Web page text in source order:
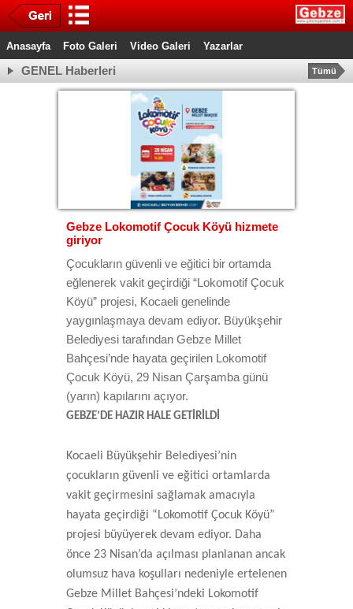
Anasayfa Foto Galeri Video Galeri Yazarlar
GENEL Haberleri Tümü
Gebze Lokomotif Çocuk Köyü hizmete
giriyor
Çocukların güvenli ve eğitici bir ortamda
eğlenerek vakit geçirdiği “Lokomotif Çocuk
Köyü” projesi, Kocaeli genelinde
yaygınlaşmaya devam ediyor. Büyükşehir
Belediyesi tarafından Gebze Millet
Bahçesi’nde hayata geçirilen Lokomotif
Çocuk Köyü, 29 Nisan Çarşamba günü
(yarın) kapılarını açıyor.
GEBZE’DE HAZIR HALE GETİRİLDİ
Kocaeli Büyükşehir Belediyesi’nin
çocukların güvenli ve eğitici ortamlarda
vakit geçirmesini sağlamak amacıyla
hayata geçirdiği “Lokomotif Çocuk Köyü”
projesi büyüyerek devam ediyor. Daha
önce 23 Nisan’da açılması planlanan ancak
olumsuz hava koşulları nedeniyle ertelenen
Gebze Millet Bahçesi’ndeki Lokomotif